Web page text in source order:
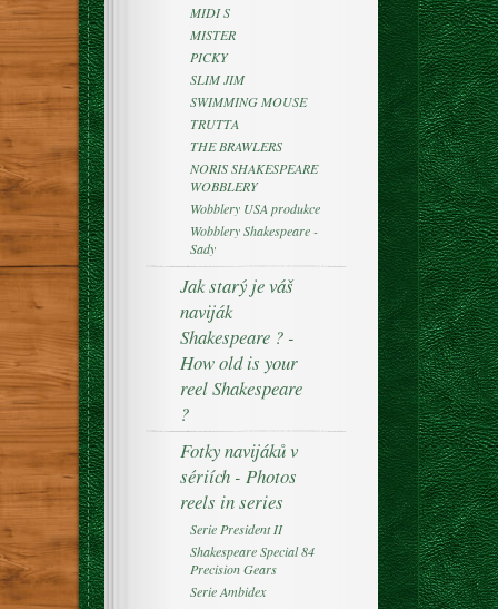
MIDI S
MISTER
PICKY
SLIM JIM
SWIMMING MOUSE
TRUTTA
THE BRAWLERS
NORIS SHAKESPEARE
WOBBLERY
Wobblery USA produkce
Wobblery Shakespeare -
Sady
Jak starý je váš
naviják
Shakespeare ? -
How old is your
reel Shakespeare
?
Fotky navijáků v
sériích - Photos
reels in series
Serie President II
Shakespeare Special 84
Precision Gears
Serie Ambidex